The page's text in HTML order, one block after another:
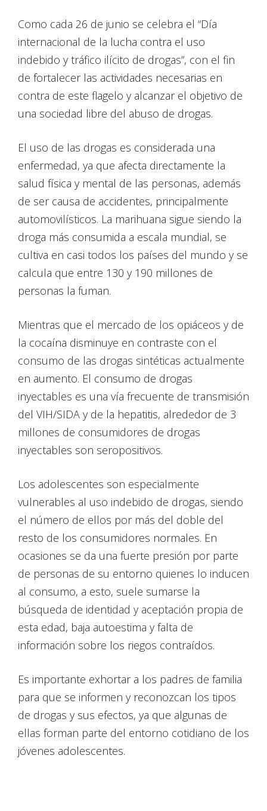
Como cada 26 de junio se celebra el “Día
internacional de la lucha contra el uso
indebido y tráfico ilícito de drogas”, con el fin
de fortalecer las actividades necesarias en
contra de este flagelo y alcanzar el objetivo de
una sociedad libre del abuso de drogas.
El uso de las drogas es considerada una
enfermedad, ya que afecta directamente la
salud física y mental de las personas, además
de ser causa de accidentes, principalmente
automovilísticos. La marihuana sigue siendo la
droga más consumida a escala mundial, se
cultiva en casi todos los países del mundo y se
calcula que entre 130 y 190 millones de
personas la fuman.
Mientras que el mercado de los opiáceos y de
la cocaína disminuye en contraste con el
consumo de las drogas sintéticas actualmente
en aumento. El consumo de drogas
inyectables es una vía frecuente de transmisión
del VIH/SIDA y de la hepatitis, alrededor de 3
millones de consumidores de drogas
inyectables son seropositivos.
Los adolescentes son especialmente
vulnerables al uso indebido de drogas, siendo
el número de ellos por más del doble del
resto de los consumidores normales. En
ocasiones se da una fuerte presión por parte
de personas de su entorno quienes lo inducen
al consumo, a esto, suele sumarse la
búsqueda de identidad y aceptación propia de
esta edad, baja autoestima y falta de
información sobre los riegos contraídos.
Es importante exhortar a los padres de familia
para que se informen y reconozcan los tipos
de drogas y sus efectos, ya que algunas de
ellas forman parte del entorno cotidiano de los
jóvenes adolescentes.